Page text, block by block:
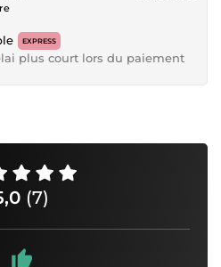
EXPRESS
plus court lors du paiement
(7)